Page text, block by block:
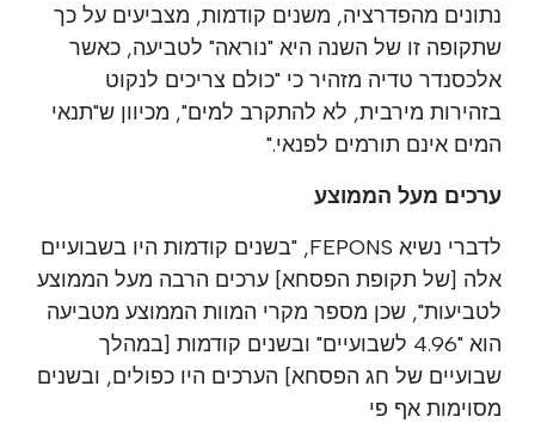
נתונים מהפדרציה, משנים קודמות, מצביעים על כך
שתקופה זו של השנה היא "נוראה" לטביעה, כאשר
אלכסנדר טדיה מזהיר כי "כולם צריכים לנקוט
בזהירות מירבית, לא להתקרב למים", מכיוון ש"תנאי
המים אינם תורמים לפנאי."
ערכים מעל הממוצע
לדברי נשיא FEPONS, "בשנים קודמות היו בשבועיים
אלה [של תקופת הפסחא] ערכים הרבה מעל הממוצע
לטביעות", שכן מספר מקרי המוות הממוצע מטביעה
הוא "4.96 לשבועיים" ובשנים קודמות [במהלך
שבועיים של חג הפסחא] הערכים היו כפולים, ובשנים
מסוימות אף פי